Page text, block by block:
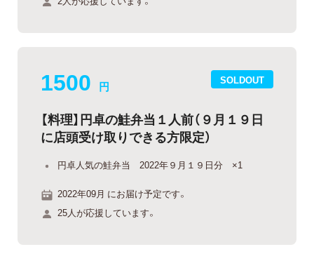
SOLDOUT
1500 円
【料理】円卓の鮭弁当１人前（９月１９日
に店頭受け取りできる方限定）
円卓人気の鮭弁当 2022年９月１９日分 ×1
2022年09月 にお届け予定です。
25人が応援しています。